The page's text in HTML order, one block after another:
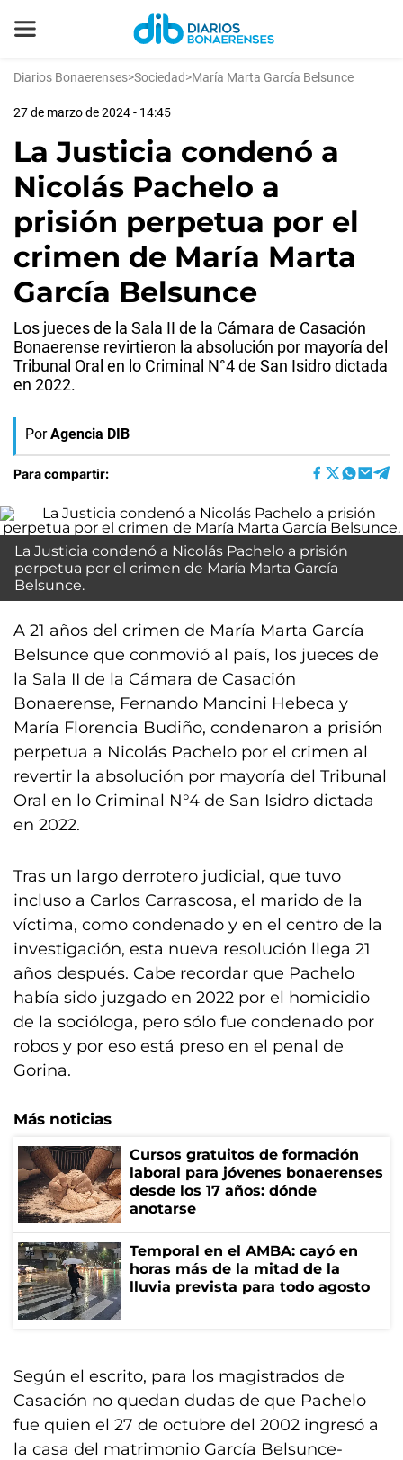
Diarios Bonaerenses>Sociedad>María Marta García Belsunce
27 de marzo de 2024 - 14:45
La Justicia condenó a
Nicolás Pachelo a
prisión perpetua por el
crimen de María Marta
García Belsunce
Los jueces de la Sala II de la Cámara de Casación
Bonaerense revirtieron la absolución por mayoría del
Tribunal Oral en lo Criminal N°4 de San Isidro dictada
en 2022.
Por Agencia DIB
Para compartir:
La Justicia condenó a Nicolás Pachelo a prisión
perpetua por el crimen de María Marta García
Belsunce.
A 21 años del crimen de María Marta García
Belsunce que conmovió al país, los jueces de
la Sala II de la Cámara de Casación
Bonaerense, Fernando Mancini Hebeca y
María Florencia Budiño, condenaron a prisión
perpetua a Nicolás Pachelo por el crimen al
revertir la absolución por mayoría del Tribunal
Oral en lo Criminal N°4 de San Isidro dictada
en 2022.
Tras un largo derrotero judicial, que tuvo
incluso a Carlos Carrascosa, el marido de la
víctima, como condenado y en el centro de la
investigación, esta nueva resolución llega 21
años después. Cabe recordar que Pachelo
había sido juzgado en 2022 por el homicidio
de la socióloga, pero sólo fue condenado por
robos y por eso está preso en el penal de
Gorina.
Más noticias
Cursos gratuitos de formación
laboral para jóvenes bonaerenses
desde los 17 años: dónde
anotarse
Temporal en el AMBA: cayó en
horas más de la mitad de la
lluvia prevista para todo agosto
Según el escrito, para los magistrados de
Casación no quedan dudas de que Pachelo
fue quien el 27 de octubre del 2002 ingresó a
la casa del matrimonio García Belsunce-